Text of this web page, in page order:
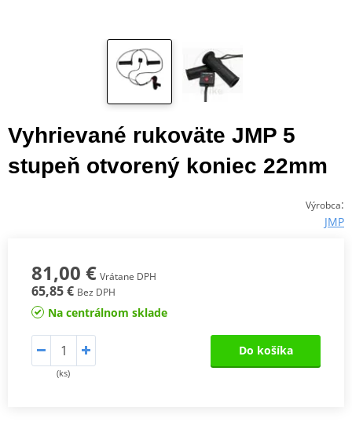
Vyhrievané rukoväte JMP 5
stupeň otvorený koniec 22mm
Výrobca:
JMP
81,00 € Vrátane DPH
65,85 € Bez DPH
Na centrálnom sklade
(ks)
Do košíka